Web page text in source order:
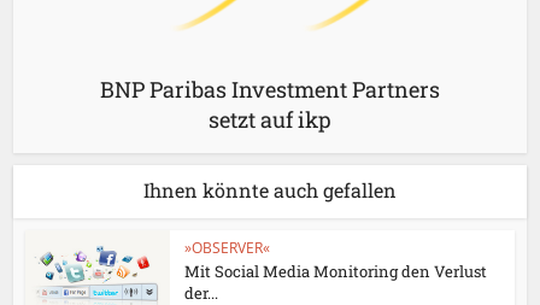
BNP Paribas Investment Partners
setzt auf ikp
Ihnen könnte auch gefallen
»OBSERVER«
Mit Social Media Monitoring den Verlust
der...